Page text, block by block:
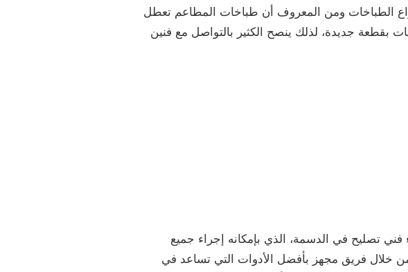
الطباخات ومن المعروف أن طباخات المطاعم تعطل
بقطعة جديدة، لذلك ينصح الكثير بالتواصل مع فنين
تصليح في الدسمة، الذي بإمكانه إجراء جميع
خلال فريق مجهز بأفضل الأدوات التي تساعد في